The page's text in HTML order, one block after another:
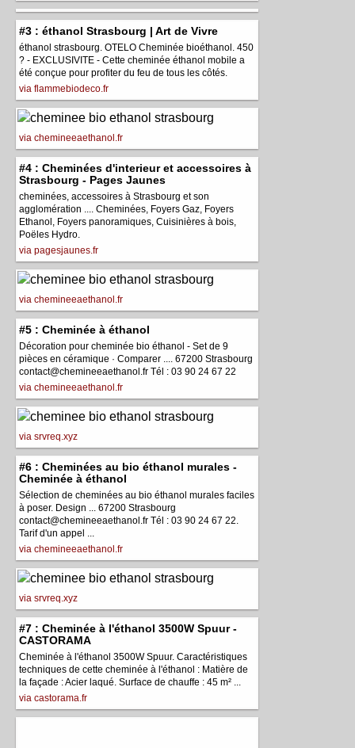
#3 : éthanol Strasbourg | Art de Vivre
éthanol strasbourg. OTELO Cheminée bioéthanol. 450
? - EXCLUSIVITE - Cette cheminée éthanol mobile a
été conçue pour profiter du feu de tous les côtés.
via flammebiodeco.fr
via chemineeaethanol.fr
#4 : Cheminées d'interieur et accessoires à
Strasbourg - Pages Jaunes
cheminées, accessoires à Strasbourg et son
agglomération .... Cheminées, Foyers Gaz, Foyers
Ethanol, Foyers panoramiques, Cuisinières à bois,
Poëles Hydro.
via pagesjaunes.fr
via chemineeaethanol.fr
#5 : Cheminée à éthanol
Décoration pour cheminée bio éthanol - Set de 9
pièces en céramique · Comparer .... 67200 Strasbourg
contact@chemineeaethanol.fr Tél : 03 90 24 67 22
via chemineeaethanol.fr
via srvreq.xyz
#6 : Cheminées au bio éthanol murales -
Cheminée à éthanol
Sélection de cheminées au bio éthanol murales faciles
à poser. Design ... 67200 Strasbourg
contact@chemineeaethanol.fr Tél : 03 90 24 67 22.
Tarif d'un appel ...
via chemineeaethanol.fr
via srvreq.xyz
#7 : Cheminée à l'éthanol 3500W Spuur -
CASTORAMA
Cheminée à l'éthanol 3500W Spuur. Caractéristiques
techniques de cette cheminée à l'éthanol : Matière de
la façade : Acier laqué. Surface de chauffe : 45 m² ...
via castorama.fr